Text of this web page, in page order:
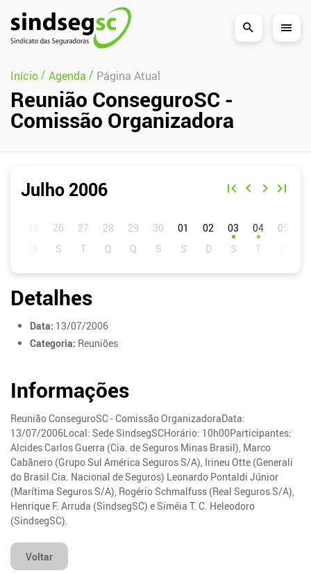
Pular Navegação (s)
Início/ Agenda / Página Atual
Reunião ConseguroSC -
Comissão Organizadora
Julho 2006
01 02 03 04 05
Detalhes
Data: 13/07/2006
Categoria: Reuniões
Informações
Reunião ConseguroSC - Comissão OrganizadoraData:
13/07/2006Local: Sede SindsegSCHorário: 10h00Participantes:
Alcides Carlos Guerra (Cia. de Seguros Minas Brasil), Marco
Cabãnero (Grupo Sul América Seguros S/A), Irineu Otte (Generali
do Brasil Cia. Nacional de Seguros) Leonardo Pontaldi Júnior
(Marítima Seguros S/A), Rogério Schmalfuss (Real Seguros S/A),
Henrique F. Arruda (SindsegSC) e Siméia T. C. Heleodoro
(SindsegSC).
Voltar